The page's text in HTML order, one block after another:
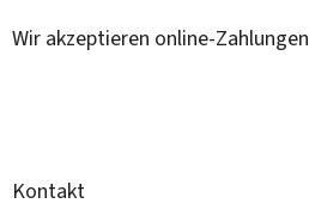
Wir akzeptieren online-Zahlungen
Kontakt